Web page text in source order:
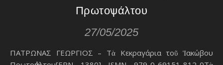
Πρωτοѱάλτου
27/05/2025
ΠΑΤΡΩΝΑΣ ΓΕΩΡΓΙΟΣ – Τὰ Κεκραγάρια τοῦ Ἰακώβου